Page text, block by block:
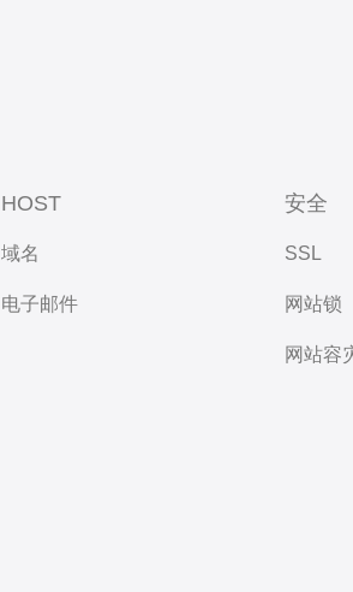
HOST
域名
电子邮件
安全
SSL
网站锁
网站容